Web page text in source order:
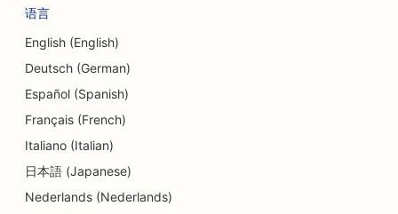
语言
English (English)
Deutsch (German)
Español (Spanish)
Français (French)
Italiano (Italian)
日本語 (Japanese)
Nederlands (Nederlands)